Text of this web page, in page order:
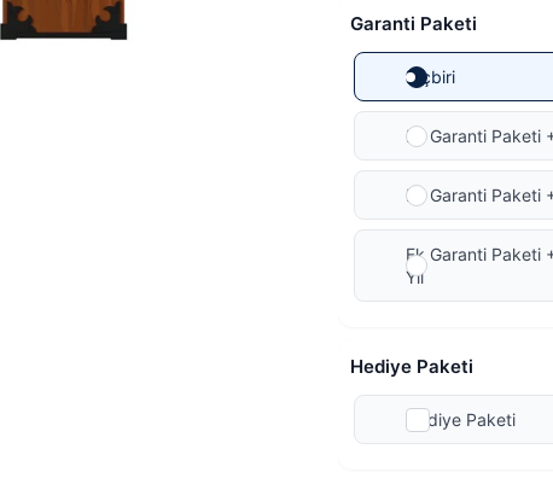
Garanti Paketi
Hiçbiri
Ek Garanti Paketi
Ek Garanti Paketi
Ek Garanti Paketi
Yıl
Hediye Paketi
Hediye Paketi